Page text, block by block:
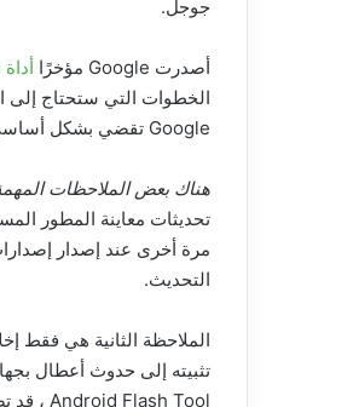
جوجل.
أصدرت Google مؤخرًا أداة Android Flash Tool
الخطوات التي ستحتاج إلى
Google تقضي بشكل أساسي على معظم المتاعب والتعقيد الذي يجعل من الصعب سهل .
هناك بعض الملاحظات
تحديثات معاينة المطور
التحديث.
الملاحظة الثانية هي فقط
تثبيته إلى حدوث أعطال
Android Flash Tool ، قد تضطر إلى مسح جميع البيانات من هاتفك. لذا ، تابع بحذر.
أي
شخص
على